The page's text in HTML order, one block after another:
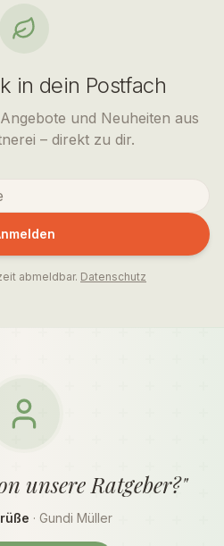
in dein Postfach
und Neuheiten aus
– direkt zu dir.
abmeldbar. Datenschutz
unsere Ratgeber?"
· Gundi Müller